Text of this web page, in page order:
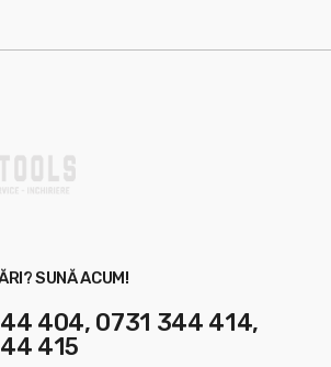
SUNĂ ACUM!
404, 0731 344 414,
415